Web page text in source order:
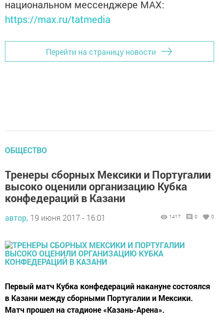
национальном мессенджере MАХ:
https://max.ru/tatmedia
Перейти на страницу новости
ОБЩЕСТВО
Тренеры сборных Мексики и Португалии
высоко оценили организацию Кубка
конфедераций в Казани
автор, 19 июня 2017 - 16:01 1417 0 0
Первый матч Кубка конфедераций накануне состоялся
в Казани между сборными Португалии и Мексики.
Матч прошел на стадионе «Казань-Арена».